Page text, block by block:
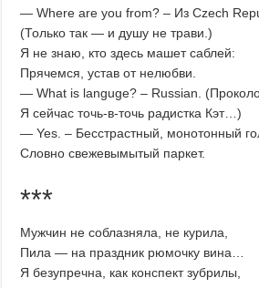
— Where are you from? – Из Czech
(Только так — и душу не трави.)
Я не знаю, кто здесь машет саблей:
Прячемся, устав от нелюбви.
— What is languge? – Russian.
Я сейчас точь-в-точь радистка Кэт…)
— Yes. – Бесстрастный, монотонный
Словно свежевымытый паркет.
***
Мужчин не соблазняла, не курила,
Пила — на праздник рюмочку вина…
Я безупречна, как конспект зубрилы,